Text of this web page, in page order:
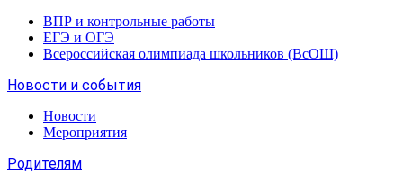
ВПР и контрольные работы
ЕГЭ и ОГЭ
Всероссийская олимпиада школьников (ВсОШ)
Новости и события
Новости
Мероприятия
Родителям